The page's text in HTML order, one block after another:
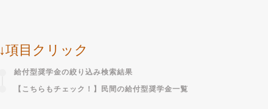
↓項目クリック
給付型奨学金の絞り込み検索結果
【こちらもチェック！】民間の給付型奨学金一覧